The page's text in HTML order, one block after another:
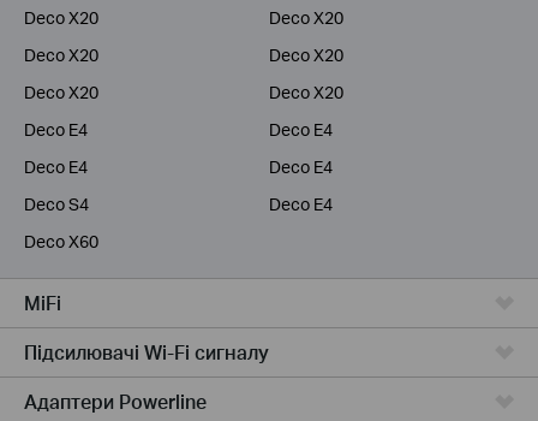
Deco X20
Deco X20
Deco X20
Deco X20
Deco X20
Deco X20
Deco E4
Deco E4
Deco E4
Deco E4
Deco S4
Deco E4
Deco X60
MiFi
Підсилювачi Wi-Fi сигналу
Адаптери Powerline